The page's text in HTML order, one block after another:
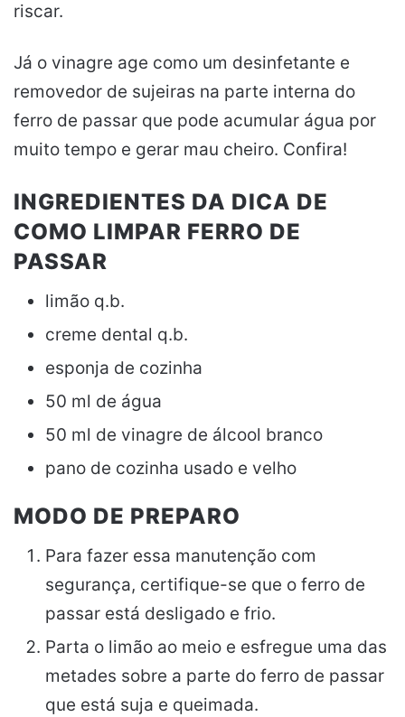
riscar.
Já o vinagre age como um desinfetante e
removedor de sujeiras na parte interna do
ferro de passar que pode acumular água por
muito tempo e gerar mau cheiro. Confira!
INGREDIENTES DA DICA DE
COMO LIMPAR FERRO DE
PASSAR
limão q.b.
creme dental q.b.
esponja de cozinha
50 ml de água
50 ml de vinagre de álcool branco
pano de cozinha usado e velho
MODO DE PREPARO
Para fazer essa manutenção com
segurança, certifique-se que o ferro de
passar está desligado e frio.
Parta o limão ao meio e esfregue uma das
metades sobre a parte do ferro de passar
que está suja e queimada.